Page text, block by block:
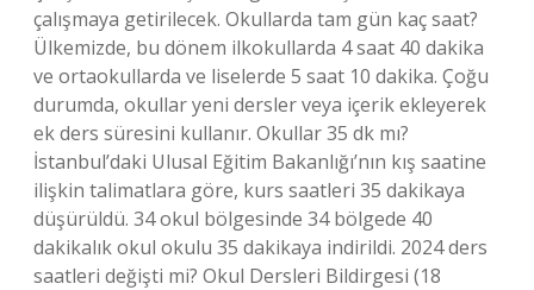
çalışmaya getirilecek. Okullarda tam gün kaç saat?
Ülkemizde, bu dönem ilkokullarda 4 saat 40 dakika
ve ortaokullarda ve liselerde 5 saat 10 dakika. Çoğu
durumda, okullar yeni dersler veya içerik ekleyerek
ek ders süresini kullanır. Okullar 35 dk mı?
İstanbul’daki Ulusal Eğitim Bakanlığı’nın kış saatine
ilişkin talimatlara göre, kurs saatleri 35 dakikaya
düşürüldü. 34 okul bölgesinde 34 bölgede 40
dakikalık okul okulu 35 dakikaya indirildi. 2024 ders
saatleri değişti mi? Okul Dersleri Bildirgesi (18